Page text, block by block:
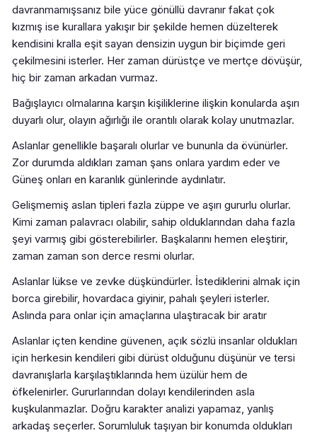
davranmamışsanız bile yüce gönüllü davranır fakat çok
kızmış ise kurallara yakışır bir şekilde hemen düzelterek
kendisini kralla eşit sayan densizin uygun bir biçimde geri
çekilmesini isterler. Her zaman dürüstçe ve mertçe dövüşür,
hiç bir zaman arkadan vurmaz.
Bağışlayıcı olmalarına karşın kişiliklerine ilişkin konularda aşırı
duyarlı olur, olayın ağırlığı ile orantılı olarak kolay unutmazlar.
Aslanlar genellikle başaralı olurlar ve bununla da övünürler.
Zor durumda aldıkları zaman şans onlara yardım eder ve
Güneş onları en karanlık günlerinde aydınlatır.
Gelişmemiş aslan tipleri fazla züppe ve aşırı gururlu olurlar.
Kimi zaman palavracı olabilir, sahip olduklarından daha fazla
şeyi varmış gibi gösterebilirler. Başkalarını hemen eleştirir,
zaman zaman son derce resmi olurlar.
Aslanlar lükse ve zevke düşkündürler. İstediklerini almak için
borca girebilir, hovardaca giyinir, pahalı şeyleri isterler.
Aslında para onlar için amaçlarına ulaştıracak bir aratır
Aslanlar içten kendine güvenen, açık sözlü insanlar oldukları
için herkesin kendileri gibi dürüst olduğunu düşünür ve tersi
davranışlarla karşılaştıklarında hem üzülür hem de
öfkelenirler. Gururlarından dolayı kendilerinden asla
kuşkulanmazlar. Doğru karakter analizi yapamaz, yanlış
arkadaş seçerler. Sorumluluk taşıyan bir konumda oldukları